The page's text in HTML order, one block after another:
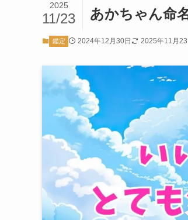
あかちゃん命
2025
11/23
鑑定 2024年12月30日 2025年11月23